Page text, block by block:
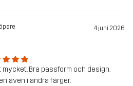
4 juni 2026
Bra passform och design.
även i andra färger.